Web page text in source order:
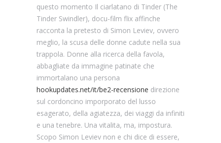
questo momento Il ciarlatano di Tinder (The
Tinder Swindler), docu-film flix affinche
racconta la pretesto di Simon Leviev, ovvero
meglio, la scusa delle donne cadute nella sua
trappola. Donne alla ricerca della favola,
abbagliate da immagine patinate che
immortalano una persona
hookupdates.net/it/be2-recensione direzione
sul cordoncino imporporato del lusso
esagerato, della agiatezza, dei viaggi da infiniti
e una tenebre. Una vitalita, ma, impostura.
Scopo Simon Leviev non e chi dice di essere,